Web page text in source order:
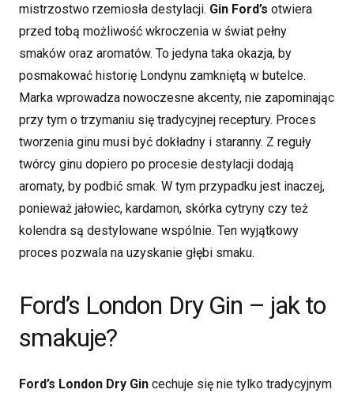
mistrzostwo rzemiosła destylacji. Gin Ford’s otwiera
przed tobą możliwość wkroczenia w świat pełny
smaków oraz aromatów. To jedyna taka okazja, by
posmakować historię Londynu zamkniętą w butelce.
Marka wprowadza nowoczesne akcenty, nie zapominając
przy tym o trzymaniu się tradycyjnej receptury. Proces
tworzenia ginu musi być dokładny i staranny. Z reguły
twórcy ginu dopiero po procesie destylacji dodają
aromaty, by podbić smak. W tym przypadku jest inaczej,
ponieważ jałowiec, kardamon, skórka cytryny czy też
kolendra są destylowane wspólnie. Ten wyjątkowy
proces pozwala na uzyskanie głębi smaku.
Ford’s London Dry Gin – jak to
smakuje?
Ford’s London Dry Gin cechuje się nie tylko tradycyjnym